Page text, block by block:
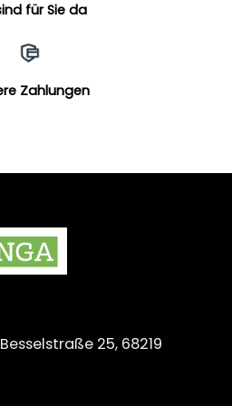
für Sie da
Zahlungen
25, 68219